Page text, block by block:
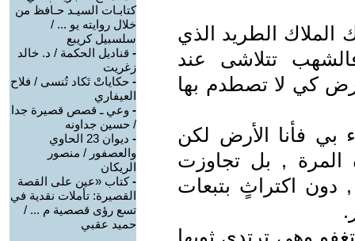
الطريد الذي
تتلاشى عند
كي لا تصطدم بها
بي فأنا الأرض لكن
, بل تجاوزت
دون اكتراثٍ بتبعات
وهي ترتدي ثوبها
كتابـات السيـد حـافظ من
خلال روايته يو ... /
سلسبيل كريبع
- قناديل الحكمة / د. خالد
زغريت
- حكاياتْ تَكاد تُنسى / فلاح
العيفاري
- وعي ـ قصص قصيرة جدا
/ حسين جداونه
-
ديوان 23 الحاوي
والعصفور / منصور
الريكان
-كتاب «عين على القصة
القصيرة: تأملات نقدية في
تسع رؤى قصصية م ... /
حميد عقبي